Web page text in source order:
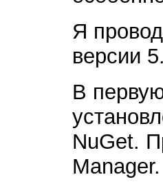
Я
версии
В
NuGet.